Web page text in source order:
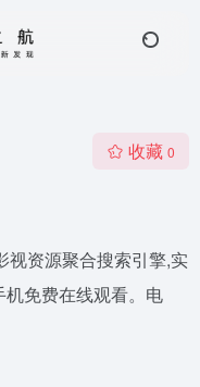
收藏 0
视资源聚合搜索引擎,实
免费在线观看。电